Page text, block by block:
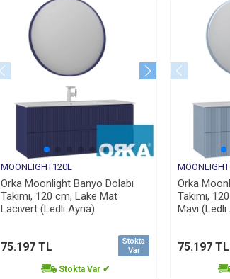
MOONLIGHT120L
Orka Moonlight Banyo Dolabı
Takımı, 120 cm, Lake Mat
Lacivert (Ledli Ayna)
Stokta
Var
75.197 TL
Stokta Var ✔
Orka
Takımı,
Mavi (Ledli
75.197 TL